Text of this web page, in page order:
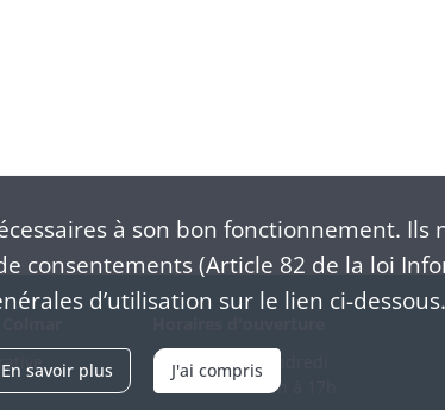
Du mardi au vendredi
en continu de 9h à 17h
à son bon fonctionnement. Ils
consentements (Article 82 de la loi
d’utilisation sur le lien ci-dessous.
En savoir plus J'ai compris